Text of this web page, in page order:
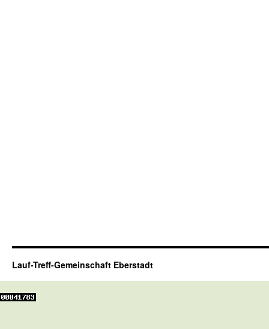
Lauf-Treff-Gemeinschaft Eberstadt